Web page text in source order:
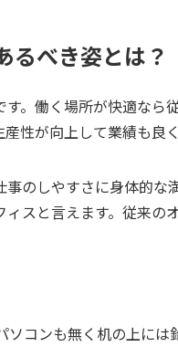
るべき姿とは？
。働く場所が快適なら
性が向上して業績も良く
のしやすさに身体的な
スと言えます。従来の
コンも無く机の上に